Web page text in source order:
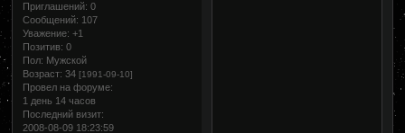
Приглашений: 0
Сообщений: 107
Уважение: +1
Позитив: 0
Пол: Мужской
Возраст: 34[1991-09-10]
Провел на форуме:
1 день 14 часов
Последний визит:
2008-08-09 18:23:59